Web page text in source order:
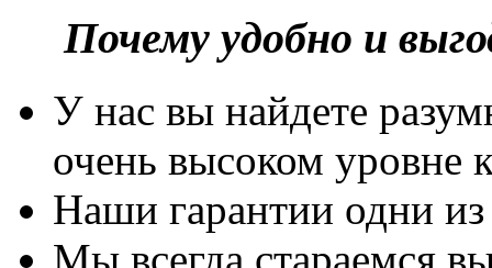
Почему удобно и
У нас вы найдете
очень высоком уровне
Наши гарантии одни
Мы всегда стараемся